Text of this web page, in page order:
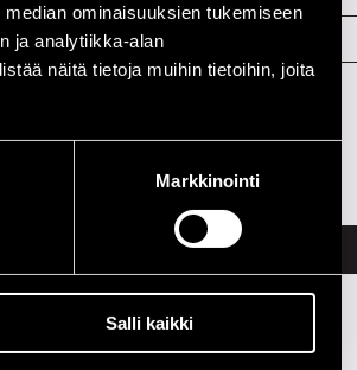
ominaisuuksien tukemiseen
ja analytiikka-alan
näitä tietoja muihin tietoihin, joita
Markkinointi
Salli kaikki
drums
keyboards, vocals
PAIKKA
Apollo Stage